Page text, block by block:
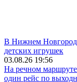
В Нижнем
детских игрушек
03.08.26 19:56
На речном
один рейс по